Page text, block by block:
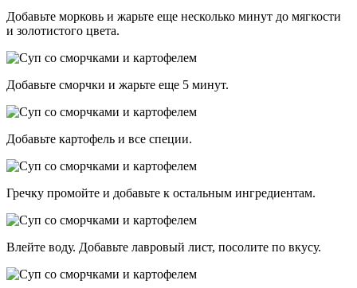
Добавьте морковь и жарьте еще несколько минут до мягкости
и золотистого цвета.
Добавьте сморчки и жарьте еще 5 минут.
Добавьте картофель и все специи.
Гречку промойте и добавьте к остальным ингредиентам.
Влейте воду. Добавьте лавровый лист, посолите по вкусу.